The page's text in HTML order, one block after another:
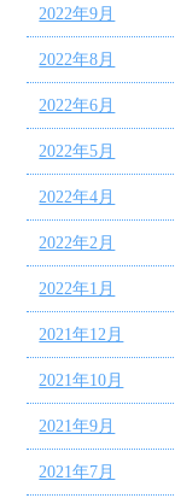
2022年9月
2022年8月
2022年6月
2022年5月
2022年4月
2022年2月
2022年1月
2021年12月
2021年10月
2021年9月
2021年7月